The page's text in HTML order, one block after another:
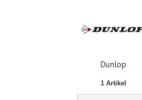
Dunlop
1 Artikel